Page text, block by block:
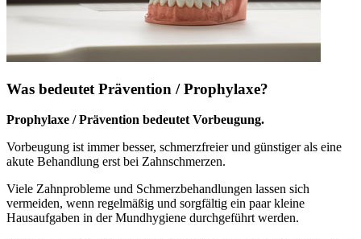
Was bedeutet Prävention / Prophylaxe?
Prophylaxe / Prävention bedeutet Vorbeugung.
Vorbeugung ist immer besser, schmerzfreier und günstiger als eine
akute Behandlung erst bei Zahnschmerzen.
Viele Zahnprobleme und Schmerzbehandlungen lassen sich
vermeiden, wenn regelmäßig und sorgfältig ein paar kleine
Hausaufgaben in der Mundhygiene durchgeführt werden.